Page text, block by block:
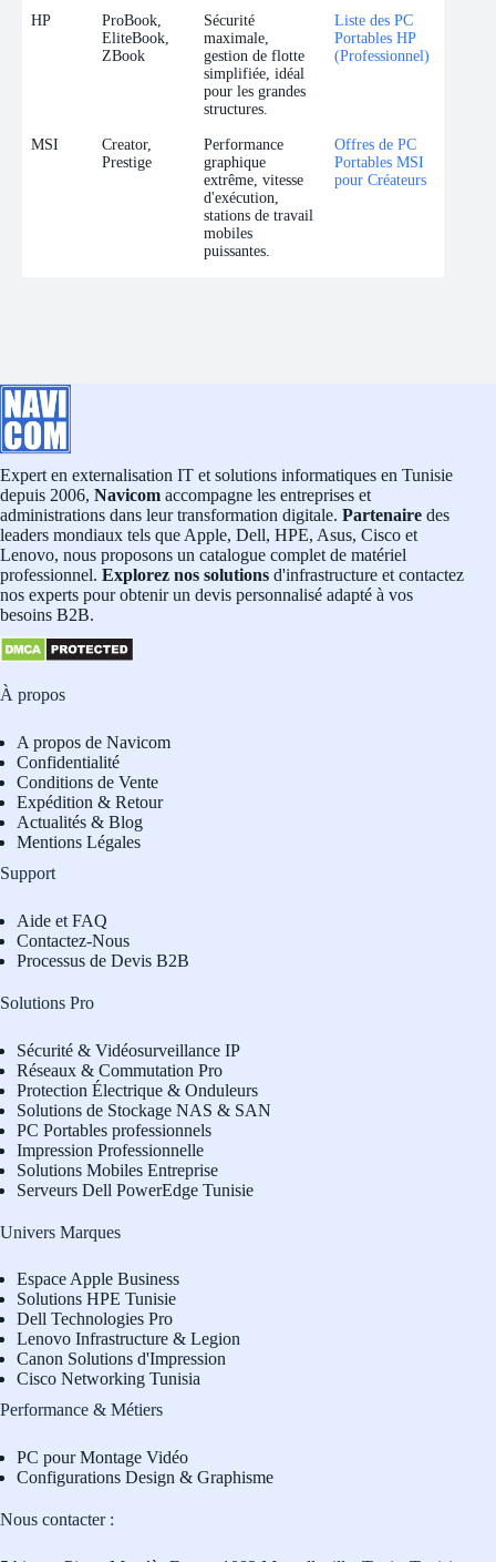
HP
ProBook,
EliteBook,
ZBook
Sécurité
maximale,
gestion de flotte
simplifiée, idéal
pour les grandes
structures.
Liste des PC
Portables HP
(Professionnel)
MSI
Creator,
Prestige
Performance
graphique
extrême, vitesse
d'exécution,
stations de travail
mobiles
puissantes.
Offres de PC
Portables MSI
pour Créateurs
Expert en externalisation IT et solutions informatiques en Tunisie
depuis 2006, Navicom accompagne les entreprises et
administrations dans leur transformation digitale. Partenaire des
leaders mondiaux tels que Apple, Dell, HPE, Asus, Cisco et
Lenovo, nous proposons un catalogue complet de matériel
professionnel. Explorez nos solutions d'infrastructure et contactez
nos experts pour obtenir un devis personnalisé adapté à vos
besoins B2B.
À propos
A propos de Navicom
Confidentialité
Conditions de Vente
Expédition & Retour
Actualités & Blog
Mentions Légales
Support
Aide et FAQ
Contactez-Nous
Processus de Devis B2B
Solutions Pro
Sécurité & Vidéosurveillance IP
Réseaux & Commutation Pro
Protection Électrique & Onduleurs
Solutions de Stockage NAS & SAN
PC Portables professionnels
Impression Professionnelle
Solutions Mobiles Entreprise
Serveurs Dell PowerEdge Tunisie
Univers Marques
Espace Apple Business
Solutions HPE Tunisie
Dell Technologies Pro
Lenovo Infrastructure & Legion
Canon Solutions d'Impression
Cisco Networking Tunisia
Performance & Métiers
PC pour Montage Vidéo
Configurations Design & Graphisme
Nous contacter :